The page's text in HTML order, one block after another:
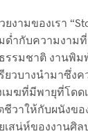
ามของเรา
ด่ำกับความงาม
รรมชาติ งานพิ
ยวบางนำมาซึ่ง
มฆที่มีพายุที่โดด
วาให้กับผนังข
สน่ห์ของงานศิ